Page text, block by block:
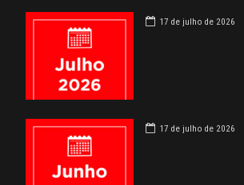
17 de julho de 2026
17 de julho de 2026